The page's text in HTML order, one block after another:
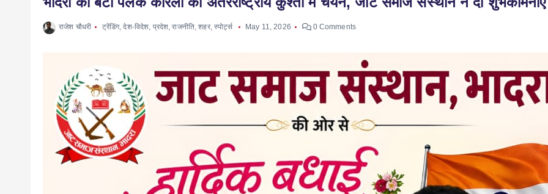
राजेश चौधरी ट्रेंडिंग,देश-विदेश, प्रदेश,राजनीति,शहर, स्पोर्ट्स May 11, 2026 0 Comments